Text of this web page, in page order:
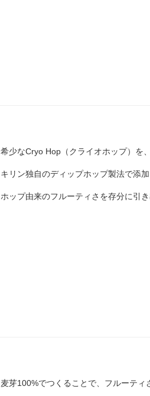
希少なCryo Hop（クライオホップ）を、
キリン独自のディップホップ製法で添
ホップ由来のフルーティさを存分に引
麦芽100%でつくることで、フルーティ